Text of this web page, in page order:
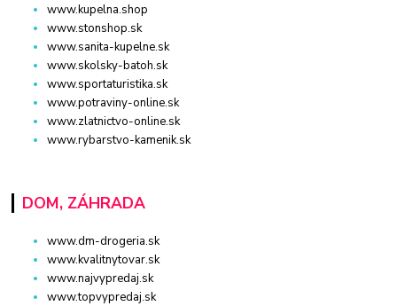
www.kupelna.shop
www.stonshop.sk
www.sanita-kupelne.sk
www.skolsky-batoh.sk
www.sportaturistika.sk
www.potraviny-online.sk
www.zlatnictvo-online.sk
www.rybarstvo-kamenik.sk
DOM, ZÁHRADA
www.dm-drogeria.sk
www.kvalitnytovar.sk
www.najvypredaj.sk
www.topvypredaj.sk